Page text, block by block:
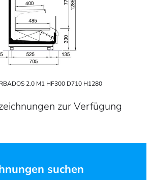
2.0 M1 HF300 D710 H1280
zur Verfügung
suchen